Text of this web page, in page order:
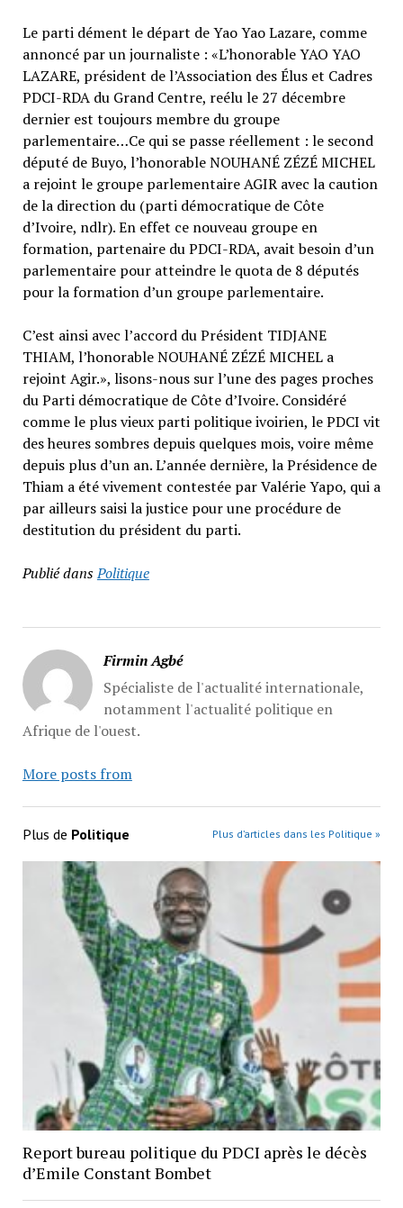
Le parti dément le départ de Yao Yao Lazare, comme
annoncé par un journaliste : «L’honorable YAO YAO
LAZARE, président de l’Association des Élus et Cadres
PDCI-RDA du Grand Centre, reélu le 27 décembre
dernier est toujours membre du groupe
parlementaire…Ce qui se passe réellement : le second
député de Buyo, l’honorable NOUHANÉ ZÉZÉ MICHEL
a rejoint le groupe parlementaire AGIR avec la caution
de la direction du (parti démocratique de Côte
d’Ivoire, ndlr). En effet ce nouveau groupe en
formation, partenaire du PDCI-RDA, avait besoin d’un
parlementaire pour atteindre le quota de 8 députés
pour la formation d’un groupe parlementaire.
C’est ainsi avec l’accord du Président TIDJANE
THIAM, l’honorable NOUHANÉ ZÉZÉ MICHEL a
rejoint Agir.», lisons-nous sur l’une des pages proches
du Parti démocratique de Côte d’Ivoire. Considéré
comme le plus vieux parti politique ivoirien, le PDCI vit
des heures sombres depuis quelques mois, voire même
depuis plus d’un an. L’année dernière, la Présidence de
Thiam a été vivement contestée par Valérie Yapo, qui a
par ailleurs saisi la justice pour une procédure de
destitution du président du parti.
Publié dansPolitique
Firmin Agbé
Spécialiste de l'actualité internationale,
notamment l'actualité politique en
Afrique de l'ouest.
More posts from
Plus de Politique Plus d’articles dans les Politique »
Report bureau politique du PDCI après le décès
d’Emile Constant Bombet